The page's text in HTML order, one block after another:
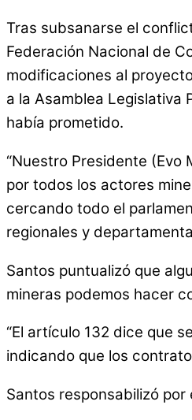
Tras subsanarse el
Federación Nacional de
modificaciones al
a la Asamblea Legislativa
había prometido.
“Nuestro Presidente
por todos los actores
cercando todo el
regionales y
Santos puntualizó que
mineras podemos hacer
“El artículo 132 dice que
indicando que los
Santos responsabilizó